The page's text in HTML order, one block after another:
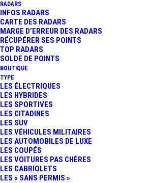
RADARS
INFOS RADARS
CARTE DES RADARS
MARGE D’ERREUR DES RADARS
RÉCUPÉRER SES POINTS
TOP RADARS
SOLDE DE POINTS
BOUTIQUE
TYPE
LES ÉLECTRIQUES
LES HYBRIDES
LES SPORTIVES
LES CITADINES
LES SUV
LES VÉHICULES MILITAIRES
LES AUTOMOBILES DE LUXE
LES COUPÉS
LES VOITURES PAS CHÈRES
LES CABRIOLETS
LES « SANS PERMIS »
2 Minutes